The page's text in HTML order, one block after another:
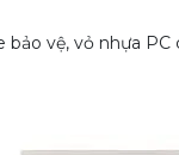
vệ, vỏ nhựa PC